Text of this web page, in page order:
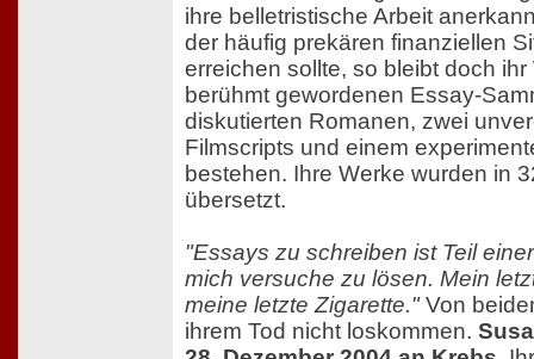
ihre belletristische Arbeit
der häufig prekären finanziellen
erreichen sollte, so bleibt doch
berühmt gewordenen Essay-
diskutierten Romanen, zwei
Filmscripts und einem
bestehen. Ihre Werke wurden in
übersetzt.
"Essays zu schreiben ist Teil
mich versuche zu lösen. Mein
meine letzte Zigarette."Von
ihrem Tod nicht loskommen.